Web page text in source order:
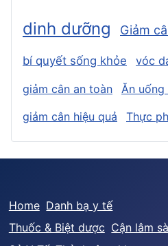
dinh dưỡng Giảm
bí quyết sống khỏe vóc
giảm cân an toàn
Ăn uống
giảm cân hiệu quả
Thực
Home Danh bạ y tế
Thuốc & Biệt dược Cận lâm